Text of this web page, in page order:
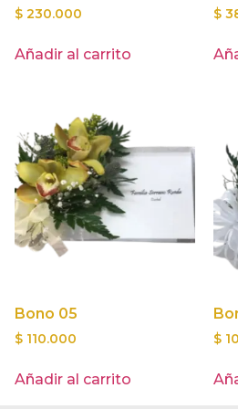
$ 230.000
Añadir al carrito
$
Bono 05
$ 110.000
Añadir al carrito
$